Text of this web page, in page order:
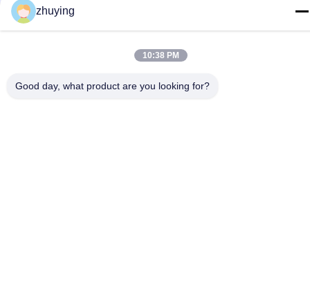
プライバシーポリシー|地図
中国 良好 品質 大きいクーラーのアイスパック サプライヤー。
Co.,ltd . 無断転載を禁じます。
zhuying
10:38 PM
Good day, what product are you looking for?